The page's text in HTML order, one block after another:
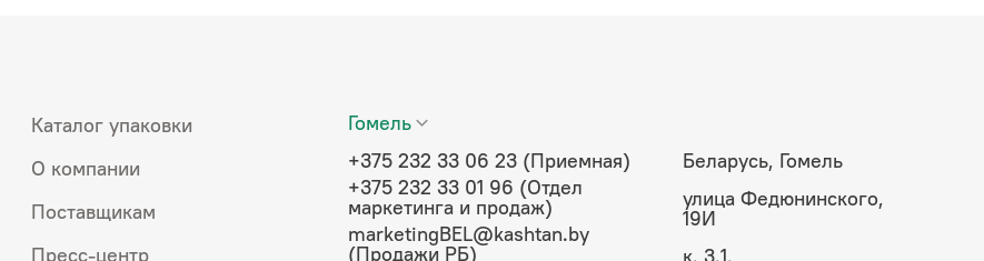
Каталог упаковки
О компании
Поставщикам
Пресс-центр
Гомель
+375 232 33 06 23 (Приемная)
+375 232 33 01 96 (Отдел
маркетинга и продаж)
marketingBEL@kashtan.by
(Продажи РБ)
Беларусь, Гомель
улица Федюнинского,
19И